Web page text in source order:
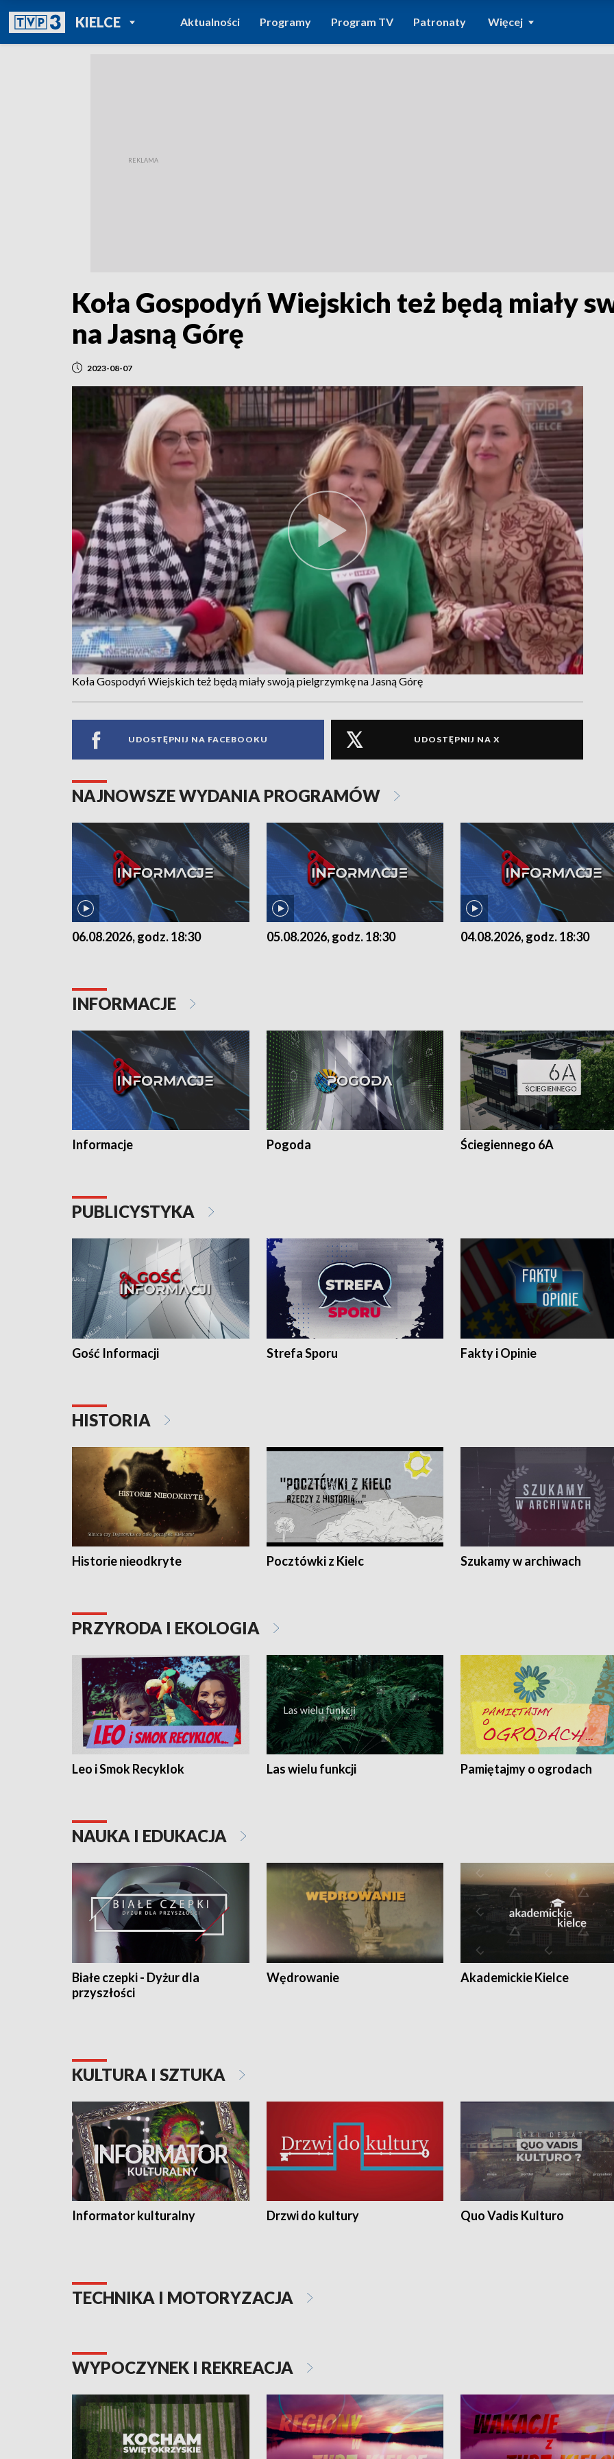
KIELCEPOWRÓT DO
TVP REGIONY
Aktualności Programy Program TV Patronaty Więcej
Koła Gospodyń Wiejskich też będą miały
na Jasną Górę
2023-08-07
Koła Gospodyń Wiejskich też będą miały swoją pielgrzymkę na Jasną Górę
UDOSTĘPNIJ NA FACEBOOKU UDOSTĘPNIJ NA X
NAJNOWSZE WYDANIA PROGRAMÓW
06.08.2026, godz. 18:30 05.08.2026, godz. 18:30 04.08.2026, godz. 18:30
INFORMACJE
Informacje Pogoda Ściegiennego 6A
PUBLICYSTYKA
Gość Informacji Strefa Sporu Fakty i Opinie
HISTORIA
Historie nieodkryte Pocztówki z Kielc Szukamy w archiwach
PRZYRODA I EKOLOGIA
Leo i Smok Recyklok Las wielu funkcji Pamiętajmy o ogrodach
NAUKA I EDUKACJA
Białe czepki - Dyżur dla
przyszłości
Wędrowanie Akademickie Kielce
KULTURA I SZTUKA
Informator kulturalny Drzwi do kultury Quo Vadis Kulturo
TECHNIKA I MOTORYZACJA
WYPOCZYNEK I REKREACJA